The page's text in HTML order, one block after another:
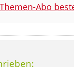
Themen-Abo